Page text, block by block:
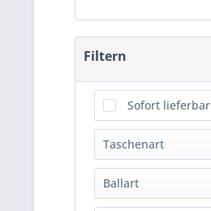
Filtern
Sofort lieferbar
Taschenart
Racketbag
Rucksack(2)
Ballart